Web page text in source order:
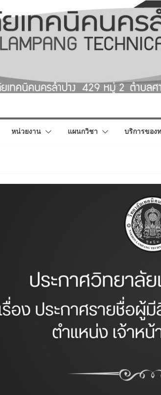
หน่วยงาน แผนกวิชา บริการของ